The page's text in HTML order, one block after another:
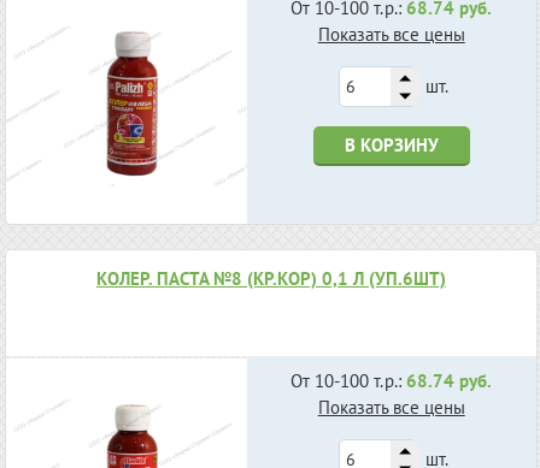
От 10-100 т.р.:68.74 руб.
Показать все цены
шт.
В КОРЗИНУ
КОЛЕР. ПАСТА №8 (КР.КОР) 0,1 Л (УП.6ШТ)
От 10-100 т.р.:68.74 руб.
Показать все цены
шт.